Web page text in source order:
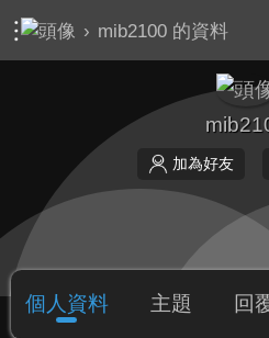
› mib2100 的資料
加為好友
個人資料 主題 回